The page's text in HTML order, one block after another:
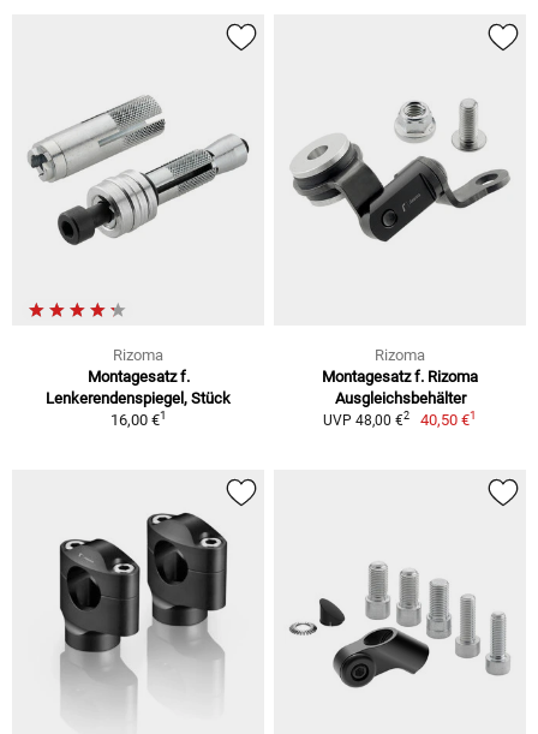
Rizoma
Montagesatz f.
Lenkerendenspiegel, Stück
16,00 €1
Rizoma
Montagesatz f. Rizoma
Ausgleichsbehälter
UVP 48,00 €2 40,50 €1